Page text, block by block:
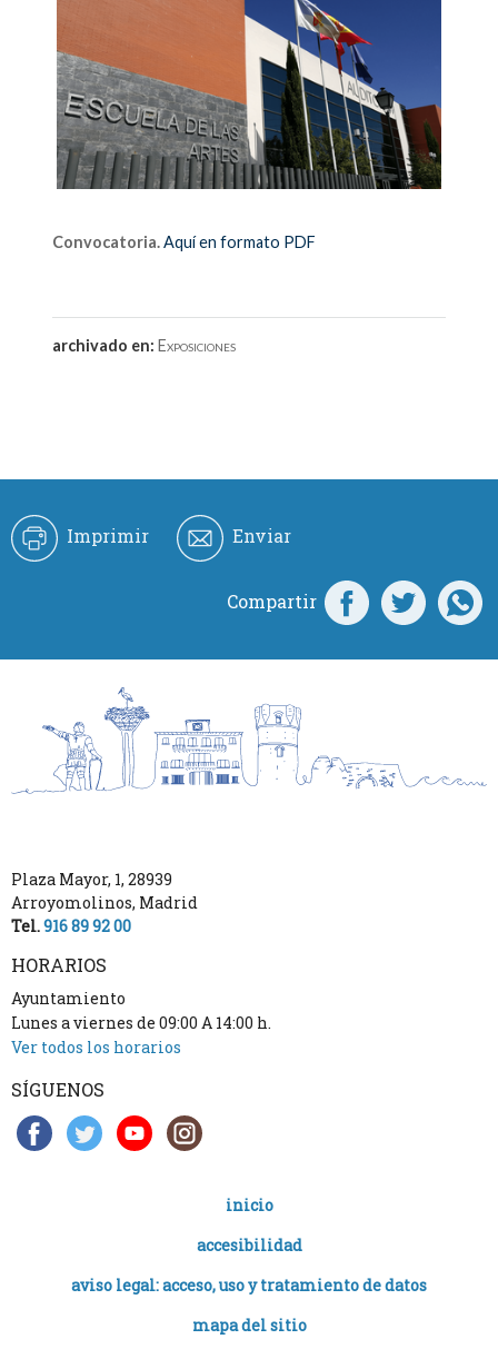
Convocatoria.Aquí en formato PDF
archivado en:Exposiciones
Imprimir Enviar
Compartir
Plaza Mayor, 1, 28939
Arroyomolinos, Madrid
Tel.916 89 92 00
HORARIOS
Ayuntamiento
Lunes a viernes de 09:00 A 14:00 h.
Ver todos los horarios
SÍGUENOS
inicio
accesibilidad
aviso legal: acceso, uso y tratamiento de datos
mapa del sitio